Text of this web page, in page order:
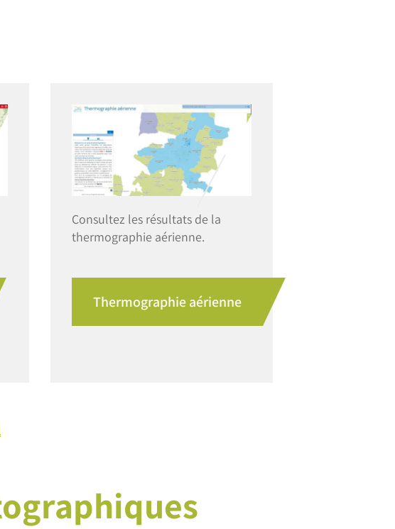
Image
Consultez les résultats de la
thermographie aérienne.
Thermographie aérienne